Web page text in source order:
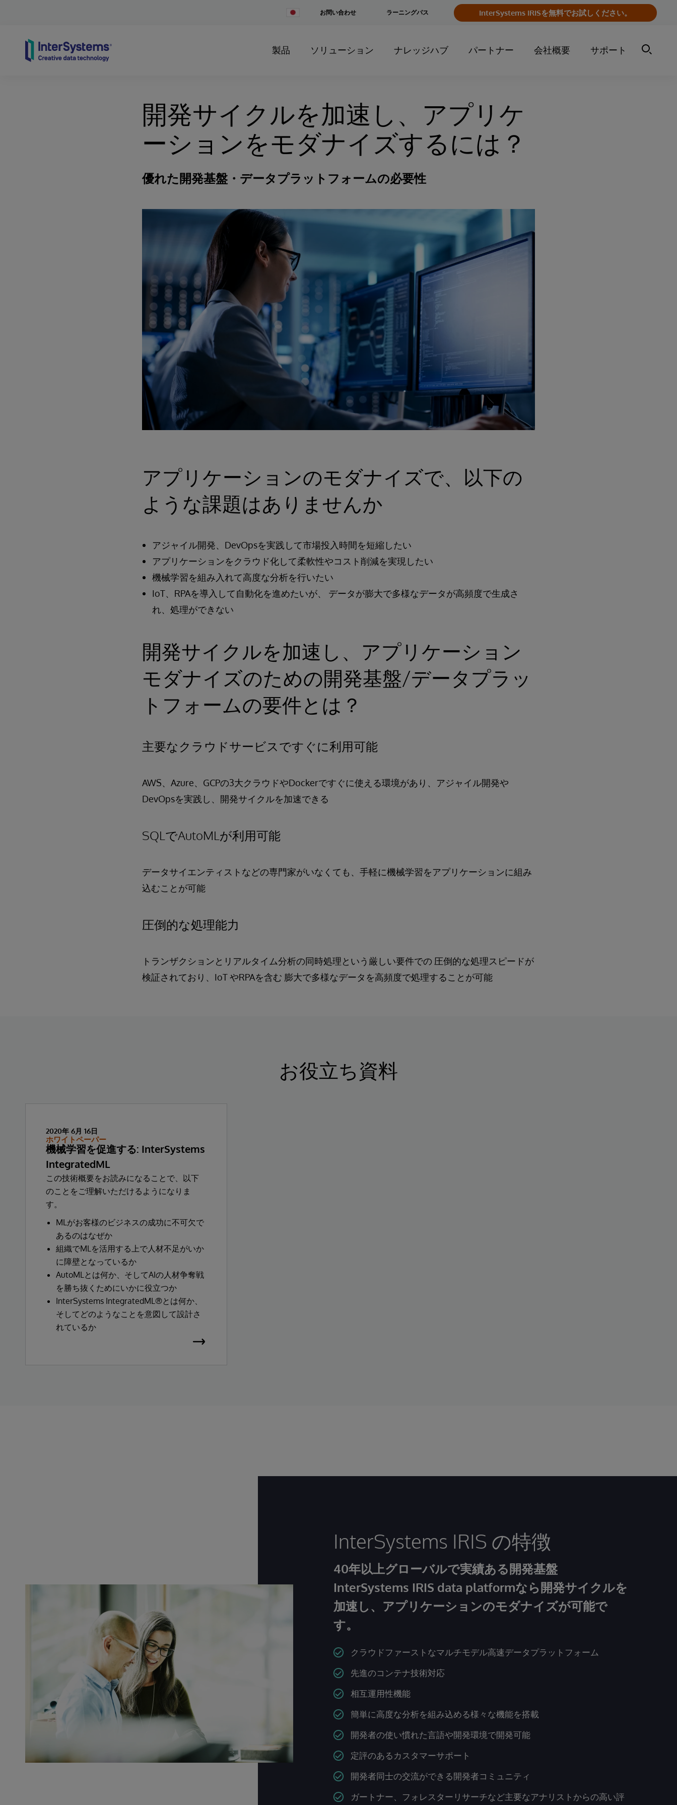
Change
お問い合わせ InterSystems IRISを無料でお試しください。
ラーニングパス
製品 ソリューション ナレッジハブ パートナー 会社概要 サポート
開発サイクルを加速し、アプリケ
ーションをモダナイズするには？
優れた開発基盤・データプラットフォームの必要性
アプリケーションのモダナイズで、以下の
ような課題はありませんか
アジャイル開発、DevOpsを実践して市場投入時間を短縮したい
アプリケーションをクラウド化して柔軟性やコスト削減を実現したい
機械学習を組み入れて高度な分析を行いたい
IoT、RPAを導入して自動化を進めたいが、 データが膨大で多様なデータが高頻度で生成さ
れ、処理ができない
開発サイクルを加速し、アプリケーション
モダナイズのための開発基盤/データプラッ
トフォームの要件とは？
主要なクラウドサービスですぐに利用可能
AWS、Azure、GCPの3大クラウドやDockerですぐに使える環境があり、アジャイル開発や
DevOpsを実践し、開発サイクルを加速できる
SQLでAutoMLが利用可能
データサイエンティストなどの専門家がいなくても、手軽に機械学習をアプリケーションに組み
込むことが可能
圧倒的な処理能力
トランザクションとリアルタイム分析の同時処理という厳しい要件での 圧倒的な処理スピードが
検証されており、IoT やRPAを含む 膨大で多様なデータを高頻度で処理することが可能
お役立ち資料
2020年 6月 16日
ホワイトペーパー
機械学習を促進する: InterSystems
IntegratedML
この技術概要をお読みになることで、以下
のことをご理解いただけるようになりま
す。
MLがお客様のビジネスの成功に不可欠で
あるのはなぜか
組織でMLを活用する上で人材不足がいか
に障壁となっているか
AutoMLとは何か、そしてAIの人材争奪戦
を勝ち抜くためにいかに役立つか
InterSystems IntegratedML®とは何か、
そしてどのようなことを意図して設計さ
れているか
InterSystems IRIS の特徴
40年以上グローバルで実績ある開発基盤
InterSystems IRIS data platformなら開発サイクルを
加速し、アプリケーションのモダナイズが可能で
す。
クラウドファーストなマルチモデル高速データプラットフォーム
先進のコンテナ技術対応
相互運用性機能
簡単に高度な分析を組み込める様々な機能を搭載
開発者の使い慣れた言語や開発環境で開発可能
定評のあるカスタマーサポート
開発者同士の交流ができる開発者コミュニティ
ガートナー、フォレスターリサーチなど主要なアナリストからの高い評